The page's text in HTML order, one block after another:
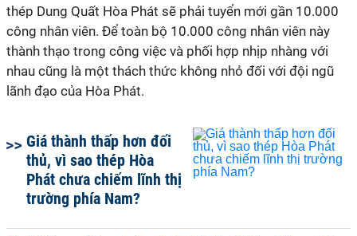
thép Dung Quất Hòa Phát sẽ phải tuyển mới gần 10.000
công nhân viên. Để toàn bộ 10.000 công nhân viên này
thành thạo trong công việc và phối hợp nhịp nhàng với
nhau cũng là một thách thức không nhỏ đối với đội ngũ
lãnh đạo của Hòa Phát.
Giá thành thấp hơn đối
thủ, vì sao thép Hòa
Phát chưa chiếm lĩnh thị
trường phía Nam?